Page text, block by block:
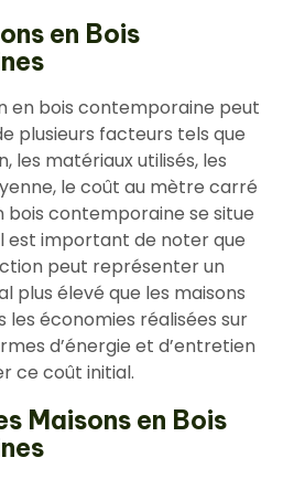
en Bois
en bois contemporaine peut
plusieurs facteurs tels que
les matériaux utilisés, les
le coût au mètre carré
bois contemporaine se situe
est important de noter que
peut représenter un
plus élevé que les maisons
les économies réalisées sur
d’énergie et d’entretien
ce coût initial.
Maisons en Bois